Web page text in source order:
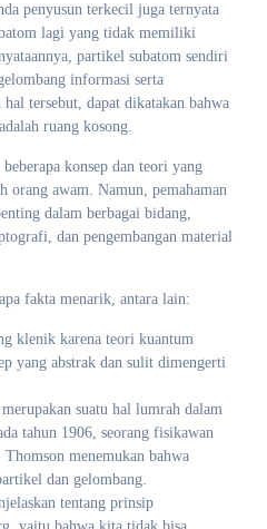
penyusun terkecil juga ternyata
lagi yang tidak memiliki
partikel subatom sendiri
informasi serta
tersebut, dapat dikatakan bahwa
ruang kosong.
konsep dan teori yang
orang awam. Namun, pemahaman
dalam berbagai bidang,
dan pengembangan material
fakta menarik, antara lain:
klenik karena teori kuantum
yang abstrak dan sulit dimengerti
suatu hal lumrah dalam
tahun 1906, seorang fisikawan
menemukan bahwa
dan gelombang.
tentang prinsip